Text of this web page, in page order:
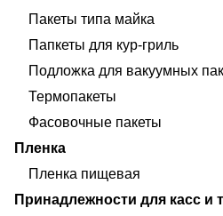
Пакеты типа майка
Папкеты для кур-гриль
Подложка для вакуумных
Термопакеты
Фасовочные пакеты
Пленка
Пленка пищевая
Принадлежности для касс и